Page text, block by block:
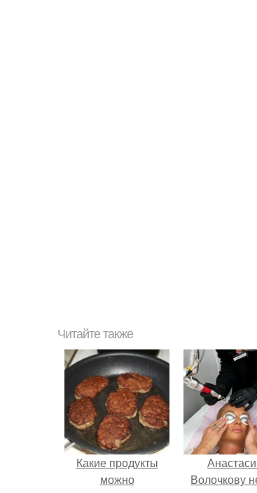
Читайте также
Какие продукты
можно
Волочкову